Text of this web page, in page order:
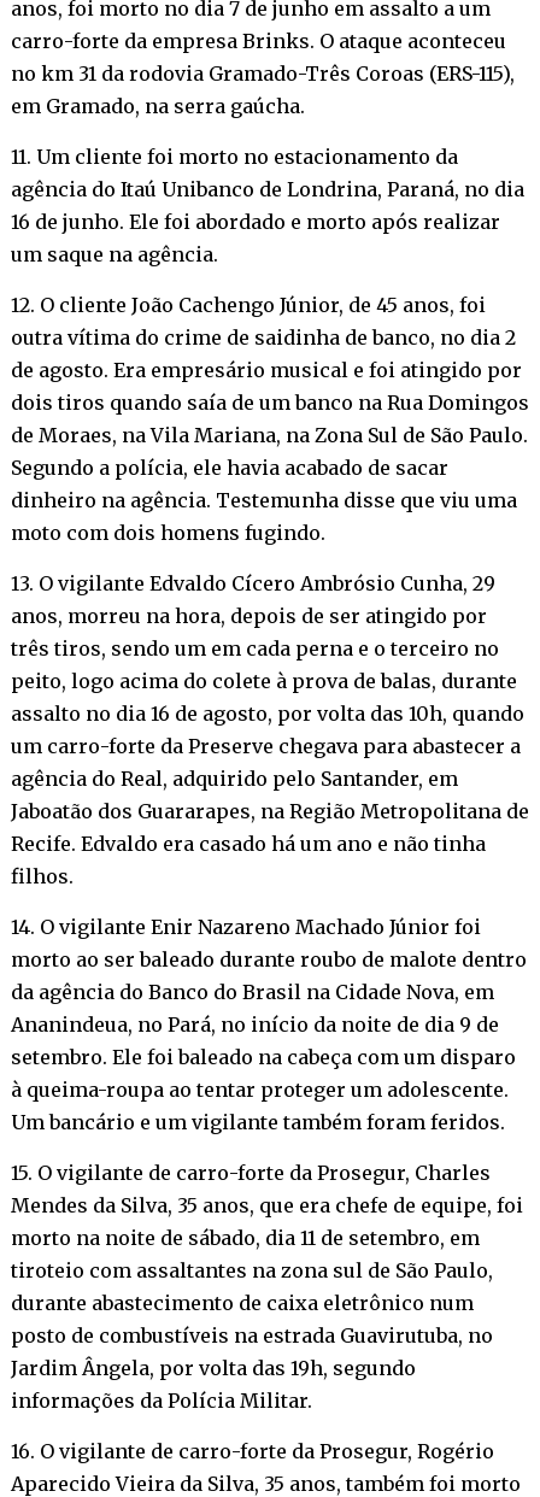
anos, foi morto no dia 7 de junho em assalto a um
carro-forte da empresa Brinks. O ataque aconteceu
no km 31 da rodovia Gramado-Três Coroas (ERS-115),
em Gramado, na serra gaúcha.
11. Um cliente foi morto no estacionamento da
agência do Itaú Unibanco de Londrina, Paraná, no dia
16 de junho. Ele foi abordado e morto após realizar
um saque na agência.
12. O cliente João Cachengo Júnior, de 45 anos, foi
outra vítima do crime de saidinha de banco, no dia 2
de agosto. Era empresário musical e foi atingido por
dois tiros quando saía de um banco na Rua Domingos
de Moraes, na Vila Mariana, na Zona Sul de São Paulo.
Segundo a polícia, ele havia acabado de sacar
dinheiro na agência. Testemunha disse que viu uma
moto com dois homens fugindo.
13. O vigilante Edvaldo Cícero Ambrósio Cunha, 29
anos, morreu na hora, depois de ser atingido por
três tiros, sendo um em cada perna e o terceiro no
peito, logo acima do colete à prova de balas, durante
assalto no dia 16 de agosto, por volta das 10h, quando
um carro-forte da Preserve chegava para abastecer a
agência do Real, adquirido pelo Santander, em
Jaboatão dos Guararapes, na Região Metropolitana de
Recife. Edvaldo era casado há um ano e não tinha
filhos.
14. O vigilante Enir Nazareno Machado Júnior foi
morto ao ser baleado durante roubo de malote dentro
da agência do Banco do Brasil na Cidade Nova, em
Ananindeua, no Pará, no início da noite de dia 9 de
setembro. Ele foi baleado na cabeça com um disparo
à queima-roupa ao tentar proteger um adolescente.
Um bancário e um vigilante também foram feridos.
15. O vigilante de carro-forte da Prosegur, Charles
Mendes da Silva, 35 anos, que era chefe de equipe, foi
morto na noite de sábado, dia 11 de setembro, em
tiroteio com assaltantes na zona sul de São Paulo,
durante abastecimento de caixa eletrônico num
posto de combustíveis na estrada Guavirutuba, no
Jardim Ângela, por volta das 19h, segundo
informações da Polícia Militar.
16. O vigilante de carro-forte da Prosegur, Rogério
Aparecido Vieira da Silva, 35 anos, também foi morto